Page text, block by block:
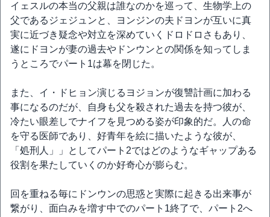
イェスルの本当の父親は誰なのかを巡って、生物学上の
父であるジェジュンと、ヨンジンの夫ドヨンが互いに真
実に近づき疑念や対立を深めていくドロドロさもあり、
遂にドヨンが妻の過去やドンウンとの関係を知ってしま
うところでパート1は幕を閉じた。
また、イ・ドヒョン演じるヨジョンが復讐計画に加わる
事になるのだが、自身も父を殺された過去を持つ彼が、
冷たい眼差しでナイフを見つめる姿が印象的だ。人の命
を守る医師であり、好青年を絵に描いたような彼が、
「処刑人」」としてパート2ではどのようなギャップある
役割を果たしていくのか好奇心が膨らむ。
回を重ねる毎にドンウンの思惑と実際に起きる出来事が
繋がり、面白みを増す中でのパート1終了で、パート2へ